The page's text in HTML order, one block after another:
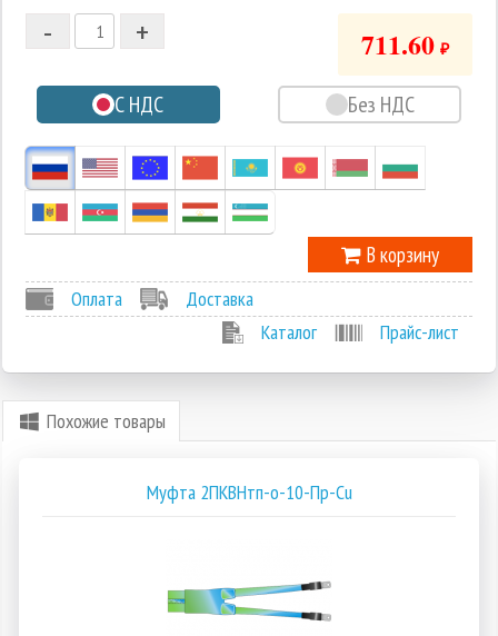
1
-1
+
- 711.60 ₽
С НДС Без НДС
В корзину
Оплата
Доставка
Каталог
Прайс-лист
Похожие товары
Муфта 2ПКВНтп-о-10-Пр-Cu